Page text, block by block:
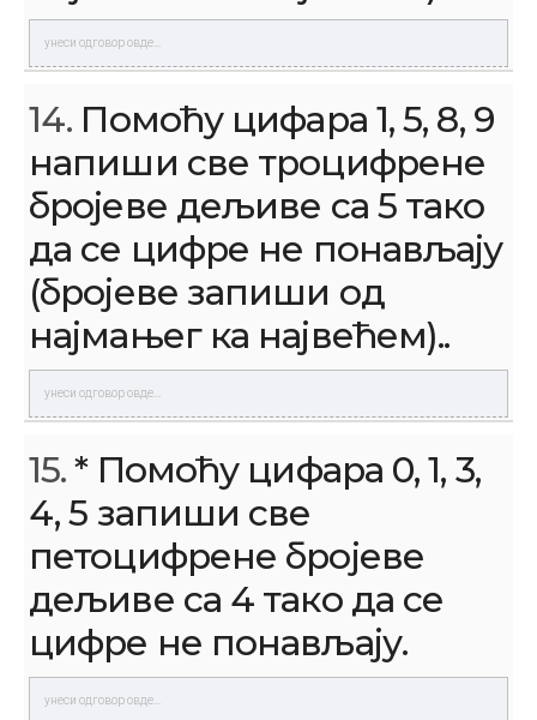
14. Помоћу цифара 1, 5, 8, 9
напиши све троцифрене
бројеве дељиве са 5 тако
да се цифре не понављају
(бројеве запиши од
најмањег ка највећем)..
15.* Помоћу цифара 0, 1, 3,
4, 5 запиши све
петоцифрене бројеве
дељиве са 4 тако да се
цифре не понављају.